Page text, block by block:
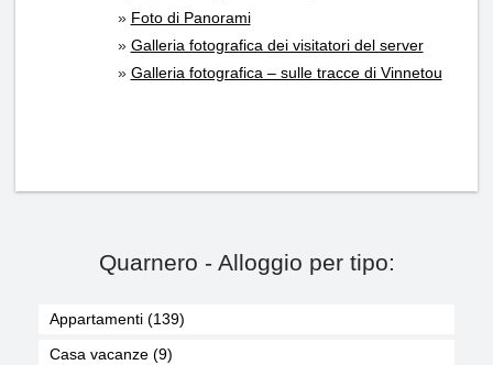
» Foto di Panorami
» Galleria fotografica dei visitatori del server
» Galleria fotografica – sulle tracce di Vinnetou
Quarnero - Alloggio per tipo:
Appartamenti (139)
Casa vacanze (9)